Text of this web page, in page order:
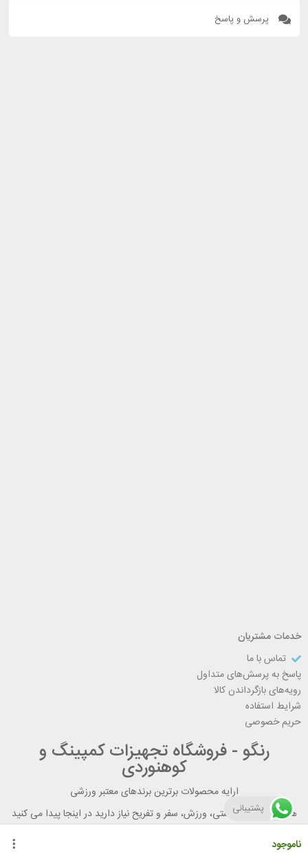
پرسش و پاسخ
ناموجود
خدمات مشتریان
تماس با ما
پاسخ به پرسش‌های متداول
رویه‌های بازگرداندن کالا
شرایط استفاده
حریم خصوصی
رنگو - فروشگاه تجهیزات کمپینگ و
کوهنوردی
ارایه محصولات برترین برندهای معتبر ورزشی
هر آنچه برای تندرستی، ورزش، سفر و تفریح نیاز دارید در اینجا پیدا می کنید
پشتیبانی